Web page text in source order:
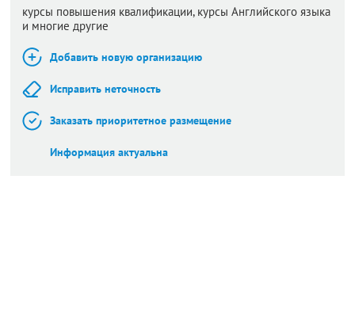
курсы повышения квалификации, курсы Английского языка
и многие другие
Добавить новую организацию
Исправить неточность
Заказать приоритетное размещение
Информация актуальна